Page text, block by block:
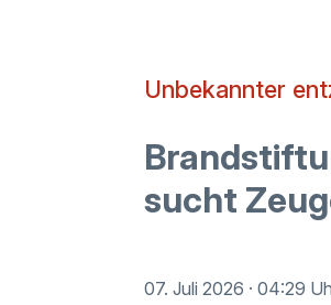
Unbekannter
sucht
07. Juli 2026 · 04:29